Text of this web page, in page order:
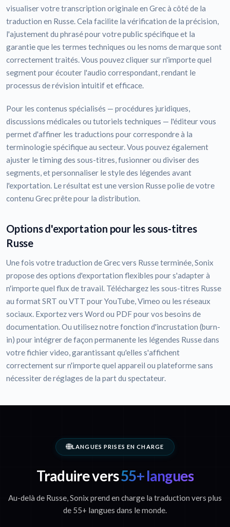
visualiser votre transcription originale en Grec à côté de la
traduction en Russe. Cela facilite la vérification de la précision,
l'ajustement du phrasé pour votre public spécifique et la
garantie que les termes techniques ou les noms de marque sont
correctement traités. Vous pouvez cliquer sur n'importe quel
segment pour écouter l'audio correspondant, rendant le
processus de révision intuitif et efficace.
Pour les contenus spécialisés — procédures juridiques,
discussions médicales ou tutoriels techniques — l'éditeur vous
permet d'affiner les traductions pour correspondre à la
terminologie spécifique au secteur. Vous pouvez également
ajuster le timing des sous-titres, fusionner ou diviser des
segments, et personnaliser le style des légendes avant
l'exportation. Le résultat est une version Russe polie de votre
contenu Grec prête pour la distribution.
Options d'exportation pour les sous-titres
Russe
Une fois votre traduction de Grec vers Russe terminée, Sonix
propose des options d'exportation flexibles pour s'adapter à
n'importe quel flux de travail. Téléchargez les sous-titres Russe
au format SRT ou VTT pour YouTube, Vimeo ou les réseaux
sociaux. Exportez vers Word ou PDF pour vos besoins de
documentation. Ou utilisez notre fonction d'incrustation (burn-
in) pour intégrer de façon permanente les légendes Russe dans
votre fichier video, garantissant qu'elles s'affichent
correctement sur n'importe quel appareil ou plateforme sans
nécessiter de réglages de la part du spectateur.
LANGUES PRISES EN CHARGE
Traduire vers55+ langues
Au-delà de Russe, Sonix prend en charge la traduction vers plus
de 55+ langues dans le monde.